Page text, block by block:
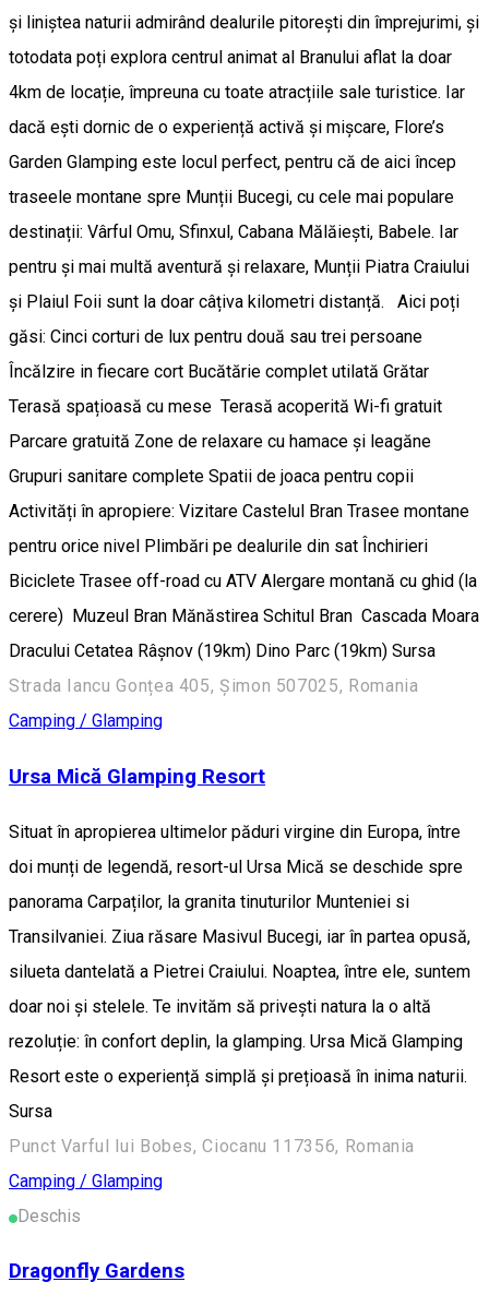
și liniștea naturii admirând dealurile pitorești din împrejurimi, și
totodata poți explora centrul animat al Branului aflat la doar
4km de locație, împreuna cu toate atracțiile sale turistice. Iar
dacă ești dornic de o experiență activă și mișcare, Flore’s
Garden Glamping este locul perfect, pentru că de aici încep
traseele montane spre Munții Bucegi, cu cele mai populare
destinații: Vârful Omu, Sfinxul, Cabana Mălăiești, Babele. Iar
pentru și mai multă aventură și relaxare, Munții Piatra Craiului
și Plaiul Foii sunt la doar câțiva kilometri distanță. Aici poți
găsi: Cinci corturi de lux pentru două sau trei persoane
Încălzire in fiecare cort Bucătărie complet utilată Grătar
Terasă spațioasă cu mese Terasă acoperită Wi-fi gratuit
Parcare gratuită Zone de relaxare cu hamace și leagăne
Grupuri sanitare complete Spatii de joaca pentru copii
Activități în apropiere: Vizitare Castelul Bran Trasee montane
pentru orice nivel Plimbări pe dealurile din sat Închirieri
Biciclete Trasee off-road cu ATV Alergare montană cu ghid (la
cerere) Muzeul Bran Mănăstirea Schitul Bran Cascada Moara
Dracului Cetatea Râșnov (19km) Dino Parc (19km) Sursa
Strada Iancu Gonțea 405, Șimon 507025, Romania
Camping / Glamping
Ursa Mică Glamping Resort
Situat în apropierea ultimelor păduri virgine din Europa, între
doi munți de legendă, resort-ul Ursa Mică se deschide spre
panorama Carpaților, la granita tinuturilor Munteniei si
Transilvaniei. Ziua răsare Masivul Bucegi, iar în partea opusă,
silueta dantelată a Pietrei Craiului. Noaptea, între ele, suntem
doar noi și stelele. Te invităm să privești natura la o altă
rezoluție: în confort deplin, la glamping. Ursa Mică Glamping
Resort este o experiență simplă și prețioasă în inima naturii.
Sursa
Punct Varful lui Bobes, Ciocanu 117356, Romania
Camping / Glamping
Deschis
Dragonfly Gardens